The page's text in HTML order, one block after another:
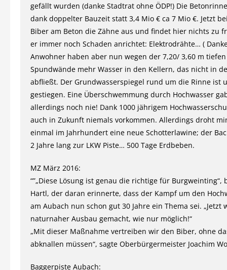
gefällt wurden (danke Stadtrat ohne ÖDP!) Die
dank doppelter Bauzeit statt 3,4 Mio € ca 7 Mio €. Jetzt
Biber am Beton die Zähne aus und findet hier nichts zu
er immer noch Schaden anrichtet: Elektrodrähte… (
Anwohner haben aber nun wegen der 7,20/ 3,60 m tiefen
Spundwände mehr Wasser in den Kellern, das nicht in
abfließt. Der Grundwasserspiegel rund um die Rinne ist
gestiegen. Eine Überschwemmung durch Hochwasser
allerdings noch nie! Dank 1000 jährigem
auch in Zukunft niemals vorkommen. Allerdings droht
einmal im Jahrhundert eine neue Schotterlawine; der
2 Jahre lang zur LKW Piste… 500 Tage Erdbeben.
MZ März 2016:
“”„Diese Lösung ist genau die richtige für Burgweinting“,
Hartl, der daran erinnerte, dass der Kampf um den
am Aubach nun schon gut 30 Jahre ein Thema sei. „Jetzt
naturnaher Ausbau gemacht, wie nur möglich!“
„Mit dieser Maßnahme vertreiben wir den Biber, ohne
abknallen müssen“, sagte Oberbürgermeister Joachim
Baggerpiste Aubach: